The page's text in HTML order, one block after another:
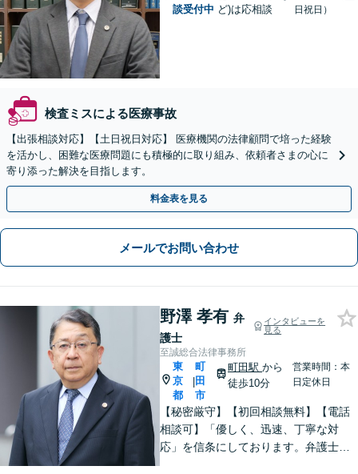
談受付中 ど)は応相談
日祝日）
検査ミスによる医療事故
【出張相談対応】【土日祝日対応】 医療機関の法律顧問で培った経験
を活かし、困難な医療問題にも積極的に取り組み、依頼者さまの心に
寄り添った解決を目指します。
料金表を見る
メールでお問い合わせ
野澤 孝有 弁
護士
インタビューを
見る
至誠総合法律事務所
東
京
都
|
町
田
市
町田駅 から
徒歩10分
営業時間：本
日定休日
【秘密厳守】【初回相談無料】【電話
相談可】「優しく、迅速、丁寧な対
応」を信条にしております。弁護士に